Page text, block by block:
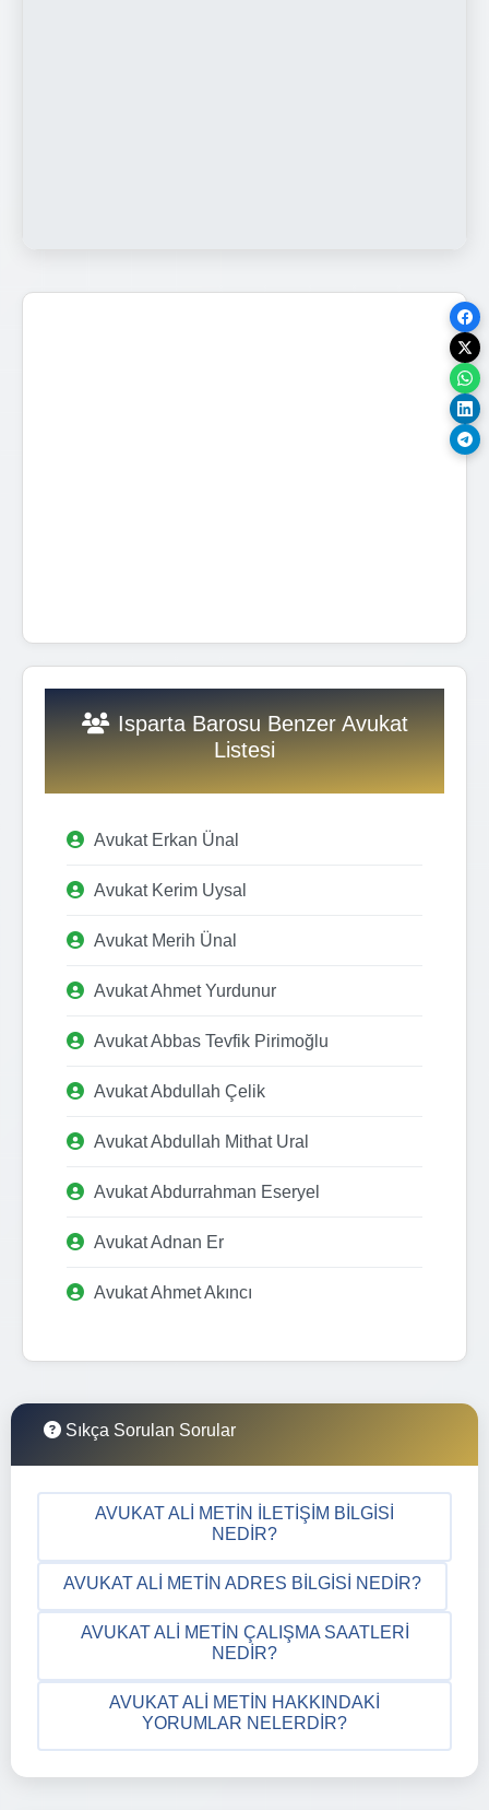
Isparta Barosu Benzer Avukat
Listesi
Avukat Erkan Ünal
Avukat Kerim Uysal
Avukat Merih Ünal
Avukat Ahmet Yurdunur
Avukat Abbas Tevfik Pirimoğlu
Avukat Abdullah Çelik
Avukat Abdullah Mithat Ural
Avukat Abdurrahman Eseryel
Avukat Adnan Er
Avukat Ahmet Akıncı
Sıkça Sorulan Sorular
AVUKAT ALI METIN İLETIŞIM BILGISI
NEDIR?
AVUKAT ALI METIN ADRES BILGISI NEDIR?
AVUKAT ALI METIN ÇALIŞMA SAATLERI
NEDIR?
AVUKAT ALI METIN HAKKINDAKI
YORUMLAR NELERDIR?